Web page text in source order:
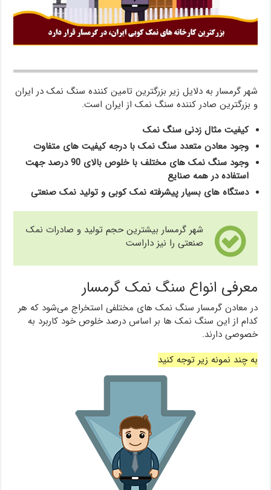
شهر گرمسار به دلایل زیر بزرگترین تامین کننده سنگ نمک در ایران
و بزرگترین صادر کننده سنگ نمک از ایران است.
کیفیت مثال زدنی سنگ نمک
وجود معادن متعدد سنگ نمک با درجه کیفیت های متفاوت
وجود سنگ نمک های مختلف با خلوص بالای 90 درصد جهت
استفاده در همه صنایع
دستگاه های بسیار پیشرفته نمک کوبی و تولید نمک صنعتی
شهر گرمسار بیشترین حجم تولید و صادرات نمک
صنعتی را نیز داراست
معرفی انواع سنگ نمک گرمسار
در معادن گرمسار سنگ نمک های مختلفی استخراج می‌شود که هر
کدام از این سنگ نمک ها بر اساس درصد خلوص خود کاربرد به
خصوصی دارند.
به چند نمونه زیر توجه کنید